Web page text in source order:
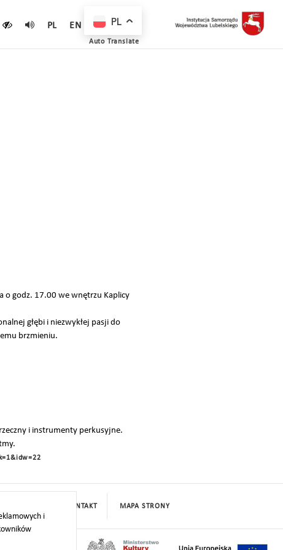
PL EN
o godz. 17.00 we wnętrzu Kaplicy
głębi i niezwykłej pasji do
brzmieniu.
i instrumenty perkusyjne.
i
KONTAKT MAPA STRONY
PL
Auto Translate